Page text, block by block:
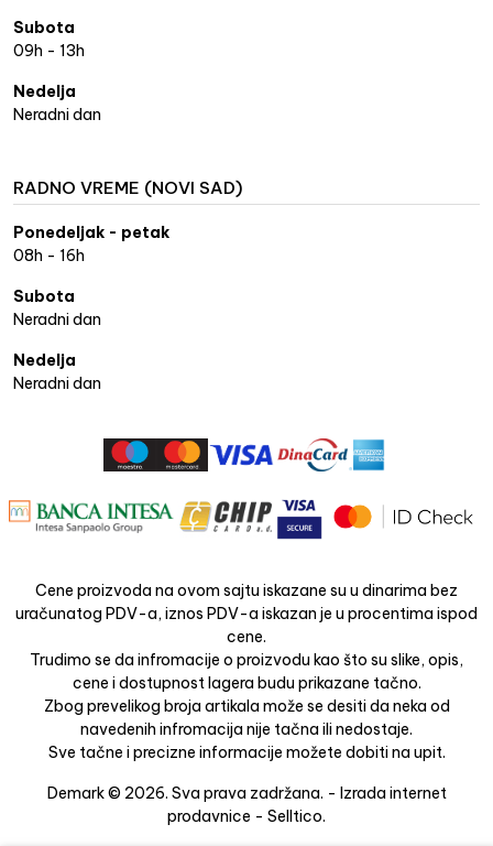
Subota
09h - 13h
Nedelja
Neradni dan
RADNO VREME (NOVI SAD)
Ponedeljak - petak
08h - 16h
Subota
Neradni dan
Nedelja
Neradni dan
Cene proizvoda na ovom sajtu iskazane su u dinarima bez
uračunatog PDV-a, iznos PDV-a iskazan je u procentima ispod
cene.
Trudimo se da infromacije o proizvodu kao što su slike, opis,
cene i dostupnost lagera budu prikazane tačno.
Zbog prevelikog broja artikala može se desiti da neka od
navedenih infromacija nije tačna ili nedostaje.
Sve tačne i precizne informacije možete dobiti na upit.
Demark © 2026. Sva prava zadržana. - Izrada internet
prodavnice - Selltico.